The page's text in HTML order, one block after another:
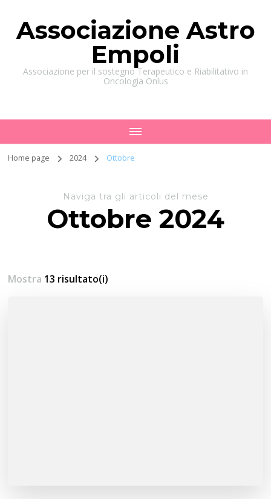
Associazione Astro
Empoli
Associazione per il sostegno Terapeutico e Riabilitativo in
Oncologia Onlus
Home page 2024 Ottobre
Naviga tra gli articoli del mese
Ottobre 2024
Mostra 13 risultato(i)